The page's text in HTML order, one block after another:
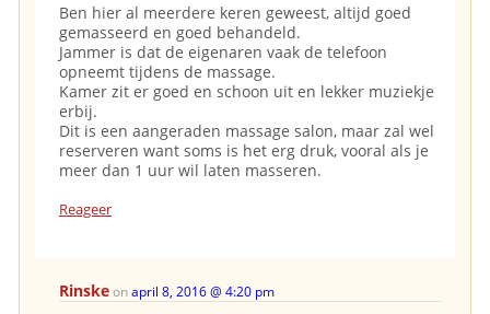
Ben hier al meerdere keren geweest, altijd goed
gemasseerd en goed behandeld.
Jammer is dat de eigenaren vaak de telefoon
opneemt tijdens de massage.
Kamer zit er goed en schoon uit en lekker muziekje
erbij.
Dit is een aangeraden massage salon, maar zal wel
reserveren want soms is het erg druk, vooral als je
meer dan 1 uur wil laten masseren.
Reageer
Rinskeonapril 8, 2016 @ 4:20 pm